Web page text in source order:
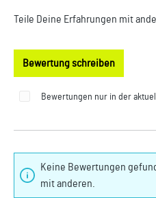
Teile Deine Erfahrungen mit
Bewertung schreiben
Bewertungen nur in der
Keine Bewertungen
mit anderen.